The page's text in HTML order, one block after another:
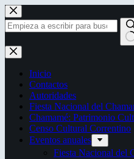
Saltar
al
contenido
Sin
resultados
Inicio
Contactos
Autoridades
Fiesta Nacional del
Chamamé: Patrimonio
Censo Cultural Correntino
Eventos anuales
Fiesta Nacional del